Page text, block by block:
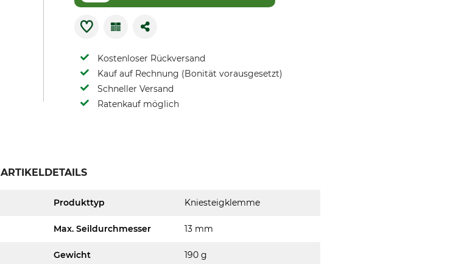
Kostenloser Rückversand
Kauf auf Rechnung (Bonität vorausgesetzt)
Schneller Versand
Ratenkauf möglich
ARTIKELDETAILS
Produkttyp Kniesteigklemme
Max. Seildurchmesser 13 mm
Gewicht 190 g